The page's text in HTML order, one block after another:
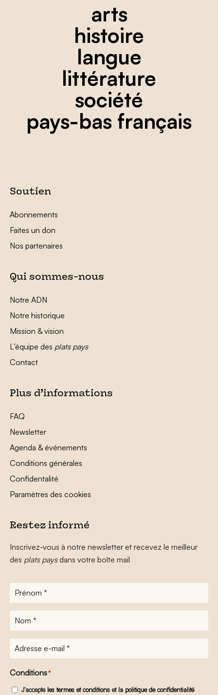
arts
histoire
langue
littérature
société
pays-bas français
Soutien
Abonnements
Faites un don
Nos partenaires
Qui sommes-nous
Notre ADN
Notre historique
Mission & vision
L’équipe des plats pays
Contact
Plus d’informations
FAQ
Newsletter
Agenda & événements
Conditions générales
Confidentalité
Paramètres des cookies
Restez informé
Inscrivez-vous à notre newsletter et recevez le meilleur
des plats paysdans votre boîte mail
Prénom
Nom
Adresse
e-
mail*
Conditions*
J'accepte les termes et conditions et la politique de confidentialité